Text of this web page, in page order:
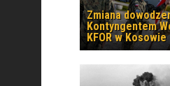
Zmiana
Kontyngentem
KFOR w Kosowie